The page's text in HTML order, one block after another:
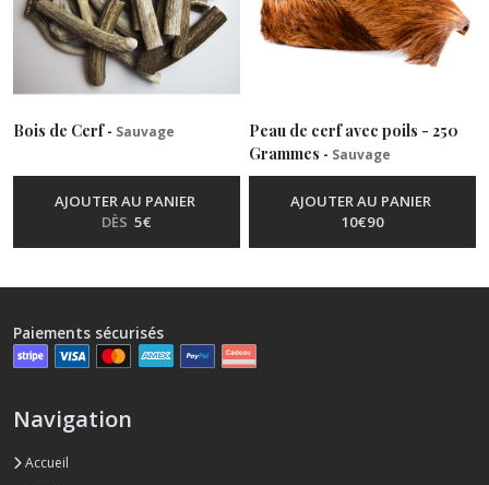
Bois de Cerf- Sauvage
AJOUTER AU PANIER
DÈS 5€
Peau de cerf avec poils - 250
Grammes - Sauvage
AJOUTER AU PANIER
10€90
Paiements sécurisés
Navigation
Accueil